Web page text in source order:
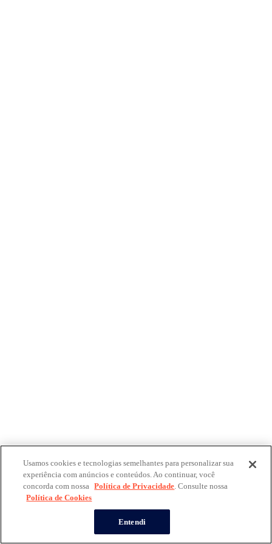
Usamos cookies e tecnologias semelhantes para personalizar sua
experiência com anúncios e conteúdos. Ao continuar, você
concorda com nossa Política de Privacidade. Consulte nossa
Política de Cookies
Entendi